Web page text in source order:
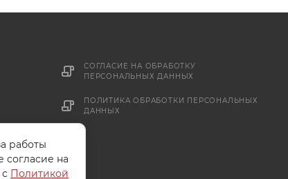
СОГЛАСИЕ НА ОБРАБОТКУ
ПЕРСОНАЛЬНЫХ ДАННЫХ
ПОЛИТИКА ОБРАБОТКИ ПЕРСОНАЛЬНЫХ
ДАННЫХ
работы
согласие на
Политикой